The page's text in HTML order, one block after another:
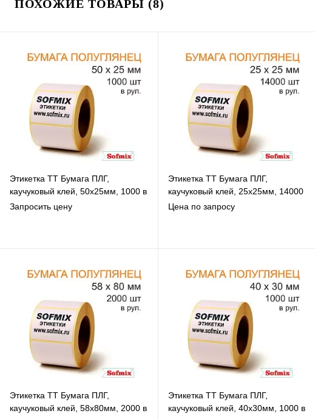
ПОХОЖИЕ ТОВАРЫ (8)
Этикетка ТТ Бумага ПЛГ,
каучуковый клей, 50х25мм, 1000 в
рул, вт76, 3119
Запросить цену
В избранное
К сравнению
Под заказ
Этикетка ТТ Бумага ПЛГ,
каучуковый клей, 25х25мм, 14000
в рул, вт76, 3119
Цена по запросу
В избранное
К сравнению
Под заказ
Этикетка ТТ Бумага ПЛГ,
каучуковый клей, 58х80мм, 2000 в
Этикетка ТТ Бумага ПЛГ,
каучуковый клей, 40х30мм, 1000 в